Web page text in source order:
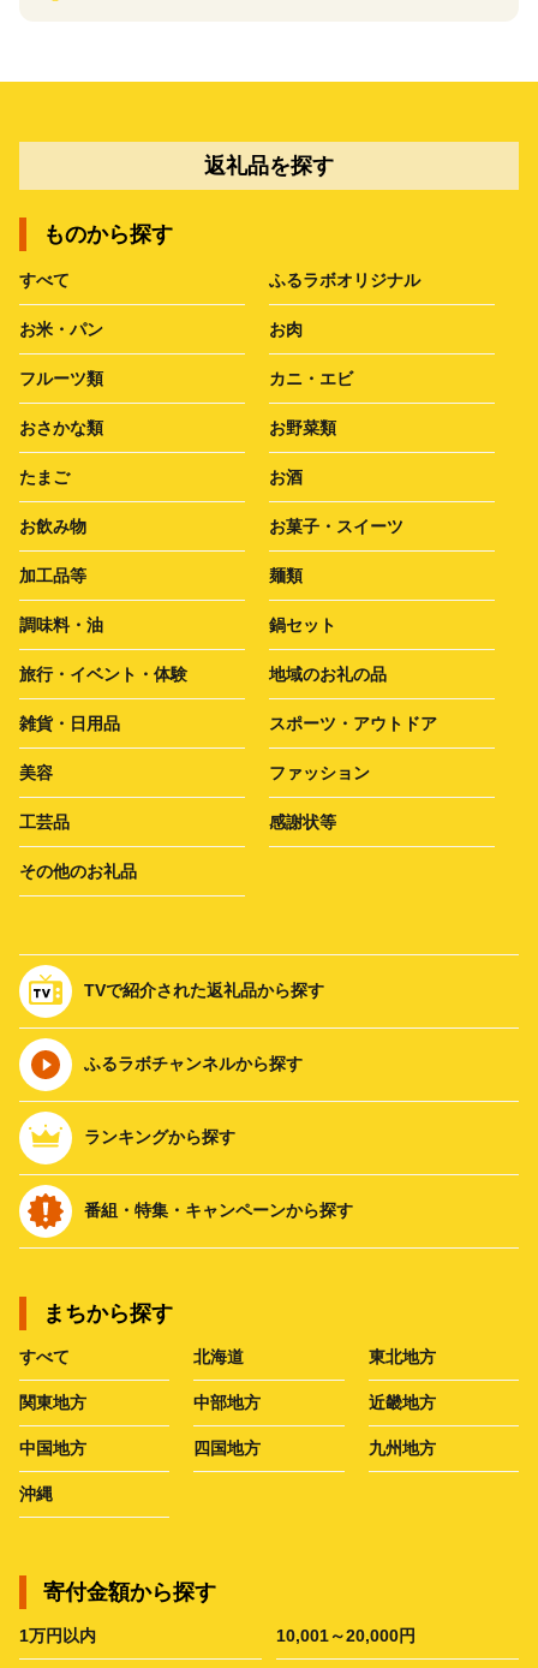
返礼品を探す
ものから探す
すべて ふるラボオリジナル
お米・パン お肉
フルーツ類 カニ・エビ
おさかな類 お野菜類
たまご お酒
お飲み物 お菓子・スイーツ
加工品等 麺類
調味料・油 鍋セット
旅行・イベント・体験 地域のお礼の品
雑貨・日用品 スポーツ・アウトドア
美容 ファッション
工芸品 感謝状等
その他のお礼品
TVで紹介された返礼品から探す
ふるラボチャンネルから探す
ランキングから探す
番組・特集・キャンペーンから探す
まちから探す
すべて 北海道 東北地方
関東地方 中部地方 近畿地方
中国地方 四国地方 九州地方
沖縄
寄付金額から探す
1万円以内 10,001～20,000円